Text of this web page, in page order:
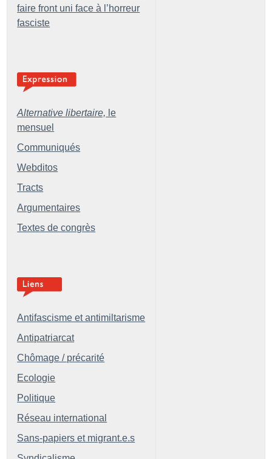
faire front uni face à l’horreur
fasciste
Alternative libertaire, le
mensuel
Communiqués
Webditos
Tracts
Argumentaires
Textes de congrès
Antifascisme et antimiltarisme
Antipatriarcat
Chômage / précarité
Ecologie
Politique
Réseau international
Sans-papiers et migrant.e.s